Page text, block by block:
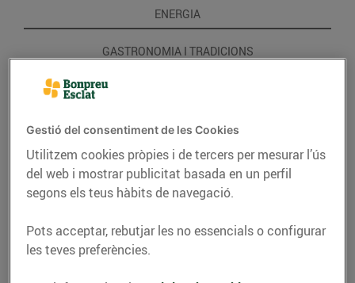
ENERGIA
GASTRONOMIA I TRADICIONS
Gestió del consentiment de les Cookies
Utilitzem cookies pròpies i de tercers per mesurar l’ús
del web i mostrar publicitat basada en un perfil
segons els teus hàbits de navegació.
Pots acceptar, rebutjar les no essencials o configurar
les teves preferències.